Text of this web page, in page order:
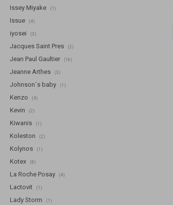
Issey Miyake (1)
Issue (4)
iyosei (3)
Jacques Saint Pres (2)
Jean Paul Gaultier (16)
Jeanne Arthes (3)
Johnson´s baby (1)
Kenzo (4)
Kevin (2)
Kiwanis (1)
Koleston (2)
Kolynos (1)
Kotex (8)
La Roche Posay (4)
Lactovit (1)
Lady Storm (1)